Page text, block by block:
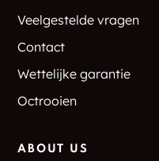
Veelgestelde vragen
Contact
Wettelijke garantie
Octrooien
ABOUT US